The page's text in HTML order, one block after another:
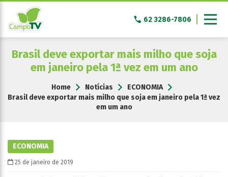
Pular
conteúdo
62 3286-7806
Brasil deve exportar mais milho que soja
em janeiro pela 1ª vez em um ano
Home Notícias
ECONOMIA
Brasil deve exportar mais milho que soja em janeiro pela 1ª vez
em um ano
ECONOMIA
25 de janeiro de 2019